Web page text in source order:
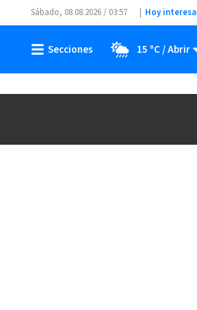
Sábado, 08.08.2026 / 03:57 Hoy interesa
15 ºC